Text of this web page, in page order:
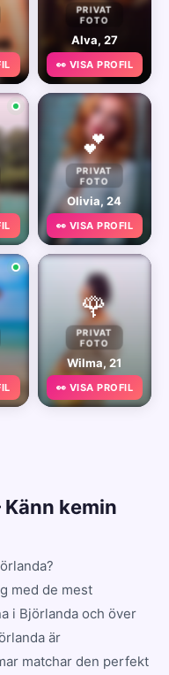
PRIVAT
FOTO
Alva, 27
👀 VISA PROFIL
💕
PRIVAT
FOTO
Olivia, 24
👀 VISA PROFIL
🌹
PRIVAT
FOTO
Wilma, 21
👀 VISA PROFIL
kemin
med de mest
i Björlanda och över
är
matchar den perfekt